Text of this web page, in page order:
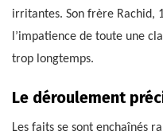
irritantes. Son frère Rachid,
l’impatience de toute une
trop longtemps.
Le déroulement
Les faits se sont enchaînés